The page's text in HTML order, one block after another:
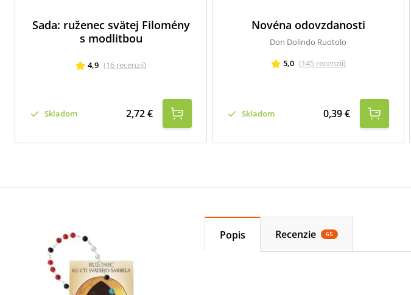
Sada: ruženec svätej Filomény
s modlitbou
4,9 (16 recenzií)
Skladom 2,72 €
Novéna odovzdanosti
Don Dolindo Ruotolo
5,0 (145 recenzií)
Skladom 0,39 €
Popis Recenzie 65